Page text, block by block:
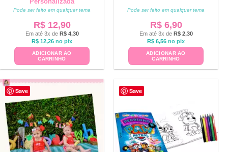
Pode ser feito em qualquer tema
R$12,90
Em até 3x de R$4,30
R$ 12,26 no pix
ADICIONAR AO
CARRINHO
Pode ser feito em qualquer tema
R$6,90
Em até 3x de R$2,30
R$ 6,56 no pix
ADICIONAR AO
CARRINHO
Save Save